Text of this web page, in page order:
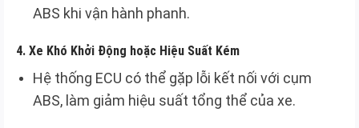
ABS khi vận hành phanh.
4. Xe Khó Khởi Động hoặc Hiệu Suất Kém
Hệ thống ECU có thể gặp lỗi kết nối với cụm
ABS, làm giảm hiệu suất tổng thể của xe.